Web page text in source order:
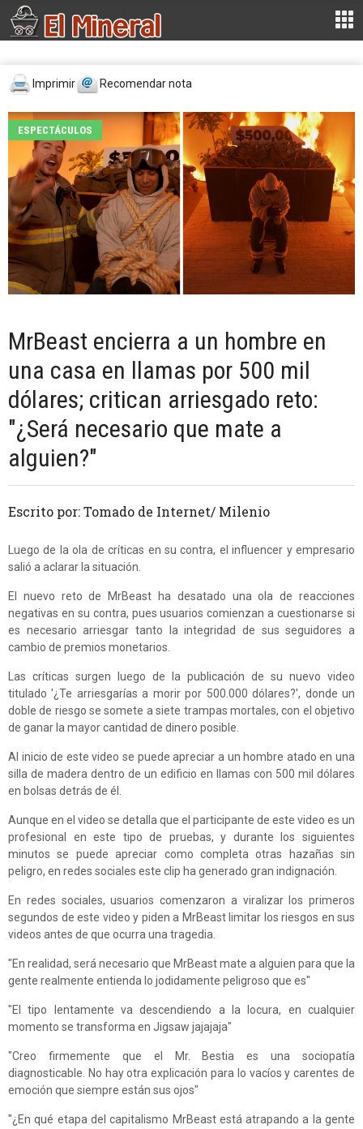
Imprimir Recomendar nota
ESPECTÁCULOS
MrBeast encierra a un hombre en
una casa en llamas por 500 mil
dólares; critican arriesgado reto:
"¿Será necesario que mate a
alguien?"
Escrito por: Tomado de Internet/ Milenio
Luego de la ola de críticas en su contra, el influencer y empresario
salió a aclarar la situación.
El nuevo reto de MrBeast ha desatado una ola de reacciones
negativas en su contra, pues usuarios comienzan a cuestionarse si
es necesario arriesgar tanto la integridad de sus seguidores a
cambio de premios monetarios.
Las críticas surgen luego de la publicación de su nuevo video
titulado '¿Te arriesgarías a morir por 500.000 dólares?', donde un
doble de riesgo se somete a siete trampas mortales, con el objetivo
de ganar la mayor cantidad de dinero posible.
Al inicio de este video se puede apreciar a un hombre atado en una
silla de madera dentro de un edificio en llamas con 500 mil dólares
en bolsas detrás de él.
Aunque en el video se detalla que el participante de este video es un
profesional en este tipo de pruebas, y durante los siguientes
minutos se puede apreciar como completa otras hazañas sin
peligro, en redes sociales este clip ha generado gran indignación.
En redes sociales, usuarios comenzaron a viralizar los primeros
segundos de este video y piden a MrBeast limitar los riesgos en sus
videos antes de que ocurra una tragedia.
"En realidad, será necesario que MrBeast mate a alguien para que la
gente realmente entienda lo jodidamente peligroso que es"
"El tipo lentamente va descendiendo a la locura, en cualquier
momento se transforma en Jigsaw jajajaja"
"Creo firmemente que el Mr. Bestia es una sociopatía
diagnosticable. No hay otra explicación para lo vacíos y carentes de
emoción que siempre están sus ojos"
"¿En qué etapa del capitalismo MrBeast está atrapando a la gente